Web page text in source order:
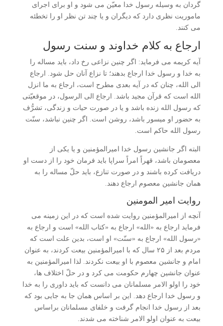
گردان به وسیله رسول خدا معیّن می شود و او برای اجرای
ماموریت نظری دارد که دیگران و یا چند تن نظر او را تخطئه
می کنند.
ارجاع به کلام خداوند و سنت رسول
آیه کریمه می فرماید: اگر چنین نزاعی رخ داد، باید مساله را
به خدا و رسول خدا ارجاع بدهند؛ تا نزاع آنان حل شود. ارجاع
الی الله، چنان که در آیه بعدی مطرح است، ارجاع به ما انزل
الله است که قرآن مجید باشد. ارجاع الی الرسول، در موقعیّتی
که رسول الله زنده باشد و یا در صورت حیات و زندگی، تشرُّف
به حضور او میسور باشد، روشن است. اگر چنین نباشد، سنّت
رسول الله حاکم است.
البته اگر جانشین رسول خدا امیرالمؤمنین و یا یکی از
معصومان باشد، قهراً امراً سراپا باید فرمان خود را از دست او
دریافت کرده باشند و در صورت تنازع، باید حلّ مساله را به
همان جانشین معصوم ارجاع دهند.
روایت امیر المومنین
آنچه از امیرالمؤمنین روایت شده است که در این زمینه می
فرماید ارجاع به «الله» ارجاع به «کتاب الله» است و ارجاع به
«رسول الله» ارجاع به «سنّت» او است، بدین علت است که
مردم بعد از ۲۵ سال که با امیرالمؤمنین بیعت کردند، به عنوان
امام و جانشین معصوم با او بیعت نکردند. لذا امیرالمؤمنین به
عنوان جانشین چهارم حکومت می کرد و در حلّ اختلاف ها،
خود را اولو الامر مسلمانان می دانست که باید داوری را به خدا
و رسول خدا ارجاع دهد. این بر اساس همان جا به جایی بود که
بعد از رسول خدا انجام گرفت و خلفای مسلمانان براساس
بیعت به عنوان اولو الامر شناخته می شدند.